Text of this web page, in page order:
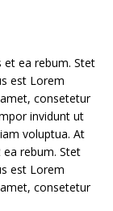
ea rebum. Stet
est Lorem
consetetur
invidunt ut
voluptua. At
rebum. Stet
est Lorem
consetetur